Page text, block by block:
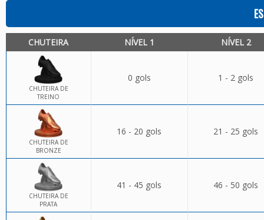
CHUTEIRA NÍVEL 1 NÍVEL 2
CHUTEIRA DE
TREINO
0 gols 1 - 2 gols
CHUTEIRA DE
BRONZE
16 - 20 gols 21 - 25 gols
CHUTEIRA DE
PRATA
41 - 45 gols 46 - 50 gols